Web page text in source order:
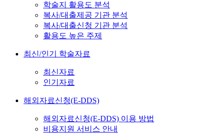
학술지 활용도 분석
복사/대출제공 기관 분석
복사/대출신청 기관 분석
활용도 높은 주제
최신/인기 학술자료
최신자료
인기자료
해외자료신청(E-DDS)
해외자료신청(E-DDS) 이용 방법
비용지원 서비스 안내